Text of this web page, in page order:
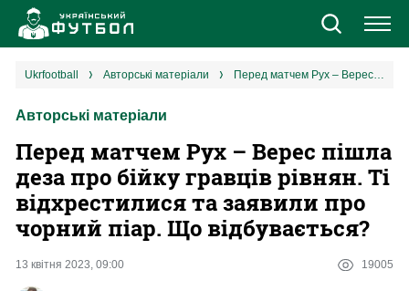
Новини
Єврокубки
УПЛ
ukrfootball авторські матеріали Перед матчем Рух – Верес пішла деза про бійку гравців рівнян. Ті відхрестилися та заявили про чорний піар. Що відбувається?
Авторські матеріали
Перед матчем Рух – Верес пішла
деза про бійку гравців рівнян. Ті
відхрестилися та заявили про
чорний піар. Що відбувається?
13 квітня 2023, 09:00 19005